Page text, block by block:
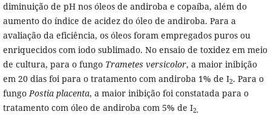
diminuição de pH nos óleos de andiroba e copaíba, além do
aumento do índice de acidez do óleo de andiroba. Para a
avaliação da eficiência, os óleos foram empregados puros ou
enriquecidos com iodo sublimado. No ensaio de toxidez em meio
de cultura, para o fungo Trametes versicolor, a maior inibição
em 20 dias foi para o tratamento com andiroba 1% de I2. Para o
fungoPostia placenta, a maior inibição foi constatada para o
tratamento com óleo de andiroba com 5% de I2.